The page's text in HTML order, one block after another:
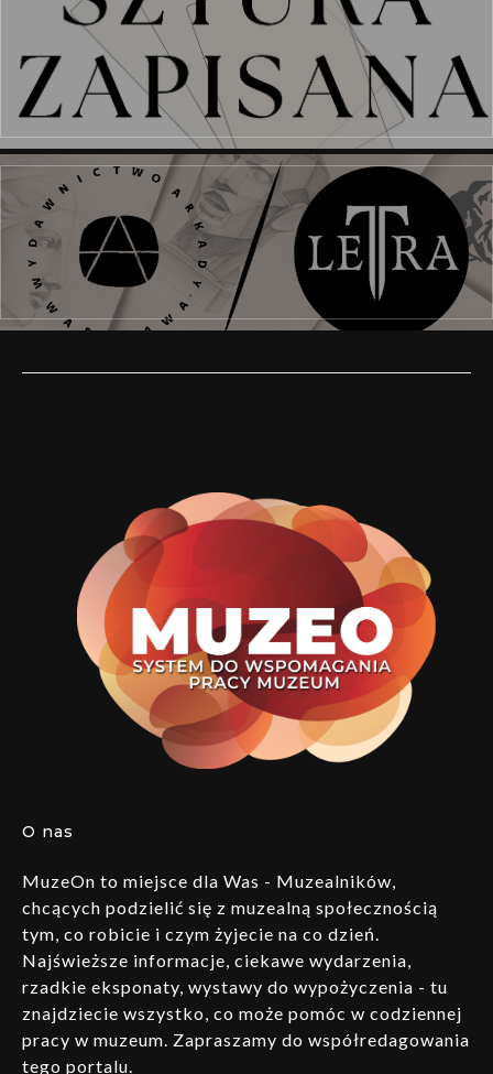
O nas
MuzeOn to miejsce dla Was - Muzealników,
chcących podzielić się z muzealną społecznością
tym, co robicie i czym żyjecie na co dzień.
Najświeższe informacje, ciekawe wydarzenia,
rzadkie eksponaty, wystawy do wypożyczenia - tu
znajdziecie wszystko, co może pomóc w codziennej
pracy w muzeum. Zapraszamy do współredagowania
tego portalu.